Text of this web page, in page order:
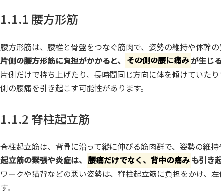
1.1.1 腰方形筋
腰方形筋は、腰椎と骨盤をつなぐ筋肉で、姿勢の維持や体幹の
片側の腰方形筋に負担がかかると、 その側の腰に痛みが生じ
片側だけで持ち上げたり、長時間同じ方向に体を傾けていた
側の腰痛を引き起こす可能性があります。
1.1.2 脊柱起立筋
脊柱起立筋は、背骨に沿って縦に伸びる筋肉群で、姿勢の維持
起立筋の緊張や炎症は、 腰痛だけでなく、背中の痛みも引き
ワークや猫背などの悪い姿勢は、脊柱起立筋に負担をかけ、
す。